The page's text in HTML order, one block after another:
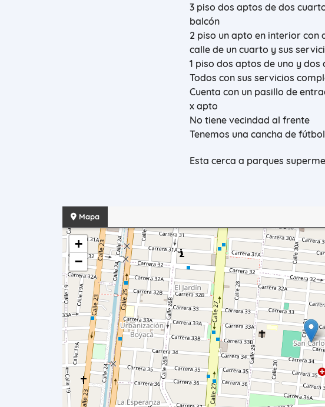
3 piso dos aptos de dos
balcón
2 piso un apto en interior
calle de un cuarto y sus
1 piso dos aptos de uno y dos
Todos con sus servicios
Cuenta con un pasillo de
x apto
No tiene vecindad al frente
Tenemos una cancha de
Esta cerca a parques
Mapa
+
−